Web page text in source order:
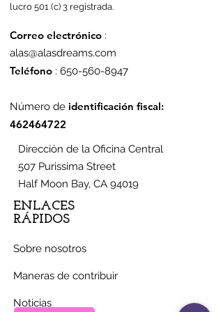
lucro 501 (c) 3 registrada.
Correo electrónico :
alas@alasdreams.com
Teléfono : 650-560-8947
Número de identificación fiscal:
462464722
Dirección de la Oficina Central
507 Purissima Street
Half Moon Bay, CA 94019
ENLACES
RÁPIDOS
Sobre nosotros
Maneras de contribuir
Noticias